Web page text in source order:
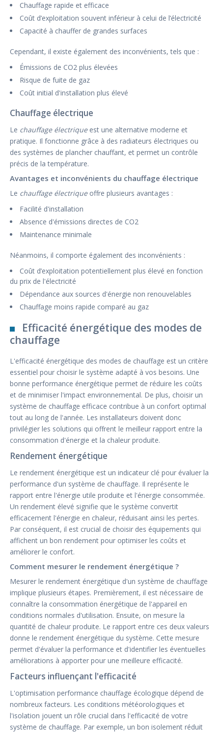
Chauffage rapide et efficace
Coût d’exploitation souvent inférieur à celui de l’électricité
Capacité à chauffer de grandes surfaces
Cependant, il existe également des inconvénients, tels que :
Émissions de CO2 plus élevées
Risque de fuite de gaz
Coût initial d'installation plus élevé
Chauffage électrique
Le chauffage électriqueest une alternative moderne et
pratique. Il fonctionne grâce à des radiateurs électriques ou
des systèmes de plancher chauffant, et permet un contrôle
précis de la température.
Avantages et inconvénients du chauffage électrique
Le chauffage électriqueoffre plusieurs avantages :
Facilité d'installation
Absence d'émissions directes de CO2
Maintenance minimale
Néanmoins, il comporte également des inconvénients :
Coût d’exploitation potentiellement plus élevé en fonction
du prix de l'électricité
Dépendance aux sources d'énergie non renouvelables
Chauffage moins rapide comparé au gaz
Efficacité énergétique des modes de
chauffage
L'efficacité énergétique des modes de chauffage est un critère
essentiel pour choisir le système adapté à vos besoins. Une
bonne performance énergétique permet de réduire les coûts
et de minimiser l'impact environnemental. De plus, choisir un
système de chauffage efficace contribue à un confort optimal
tout au long de l'année. Les installateurs doivent donc
privilégier les solutions qui offrent le meilleur rapport entre la
consommation d'énergie et la chaleur produite.
Rendement énergétique
Le rendement énergétique est un indicateur clé pour évaluer la
performance d'un système de chauffage. Il représente le
rapport entre l'énergie utile produite et l'énergie consommée.
Un rendement élevé signifie que le système convertit
efficacement l'énergie en chaleur, réduisant ainsi les pertes.
Par conséquent, il est crucial de choisir des équipements qui
affichent un bon rendement pour optimiser les coûts et
améliorer le confort.
Comment mesurer le rendement énergétique ?
Mesurer le rendement énergétique d'un système de chauffage
implique plusieurs étapes. Premièrement, il est nécessaire de
connaître la consommation énergétique de l'appareil en
conditions normales d'utilisation. Ensuite, on mesure la
quantité de chaleur produite. Le rapport entre ces deux valeurs
donne le rendement énergétique du système. Cette mesure
permet d'évaluer la performance et d'identifier les éventuelles
améliorations à apporter pour une meilleure efficacité.
Facteurs influençant l'efficacité
L'optimisation performance chauffage écologique dépend de
nombreux facteurs. Les conditions météorologiques et
l'isolation jouent un rôle crucial dans l'efficacité de votre
système de chauffage. Par exemple, un bon isolement réduit